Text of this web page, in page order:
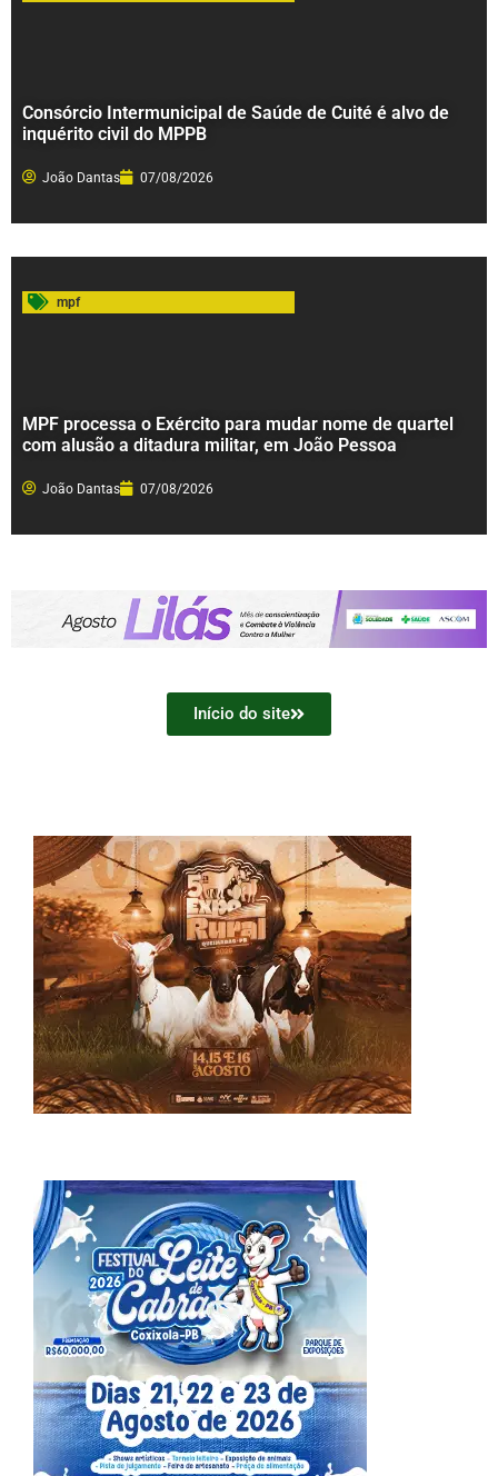
Consórcio Intermunicipal de Saúde de Cuité é alvo de
inquérito civil do MPPB
João Dantas 07/08/2026
mpf
MPF processa o Exército para mudar nome de quartel
com alusão a ditadura militar, em João Pessoa
João Dantas 07/08/2026
Início do site